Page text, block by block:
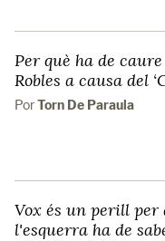
Per què ha de
Robles a causa del
PorTorn De Paraula
Vox és un perill per
l'esquerra ha de